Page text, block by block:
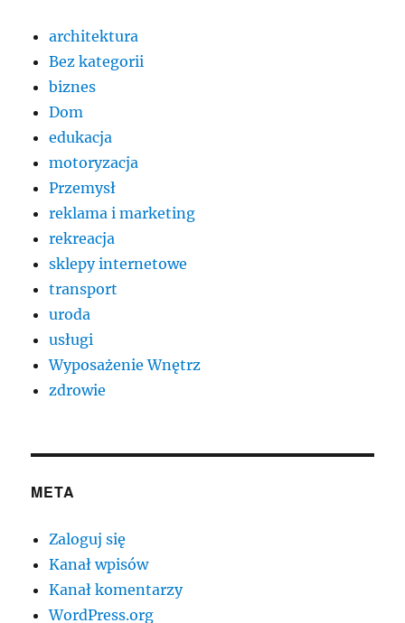
architektura
Bez kategorii
biznes
Dom
edukacja
motoryzacja
Przemysł
reklama i marketing
rekreacja
sklepy internetowe
transport
uroda
usługi
Wyposażenie Wnętrz
zdrowie
META
Zaloguj się
Kanał wpisów
Kanał komentarzy
WordPress.org